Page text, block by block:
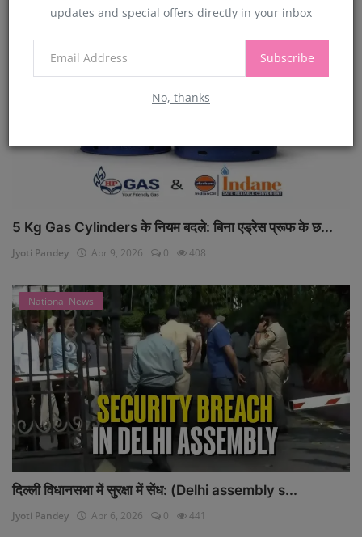
updates and special offers directly in your inbox
Subscribe
No, thanks
National News
5 Kg Gas Cylinders के नियम बदले: बिना एड्रेस प्रूफ के छ...
Jyoti Pandey Apr 9, 2026 0 408
National News
दिल्ली विधानसभा में सुरक्षा में सेंध: (Delhi assembly s...
Jyoti Pandey Apr 6, 2026 0 441